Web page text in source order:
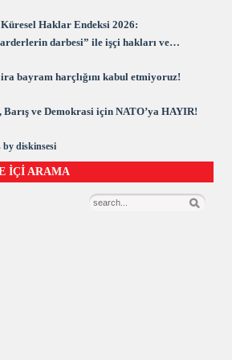
Haklar Endeksi 2026:
darbesi” ile işçi hakları ve
bayram harçlığını kabul etmiyoruz!
Barış ve Demokrasi için NATO’ya HAYIR!
by diskinsesi
İÇİ ARAMA